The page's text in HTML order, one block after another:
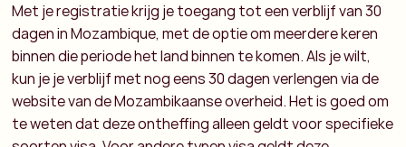
Met je registratie krijg je toegang tot een verblijf van 30
dagen in Mozambique, met de optie om meerdere keren
binnen die periode het land binnen te komen. Als je wilt,
kun je je verblijf met nog eens 30 dagen verlengen via de
website van de Mozambikaanse overheid. Het is goed om
te weten dat deze ontheffing alleen geldt voor specifieke